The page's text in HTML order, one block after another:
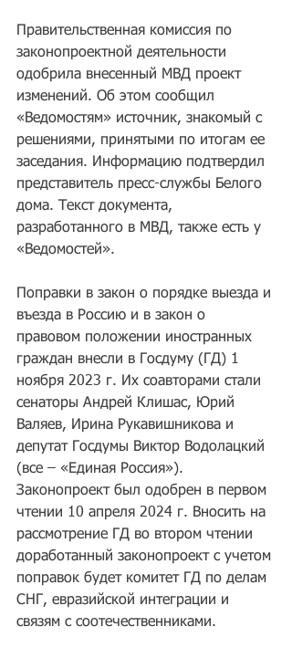
Правительственная комиссия по
законопроектной деятельности
одобрила внесенный МВД проект
изменений. Об этом сообщил
«Ведомостям» источник, знакомый с
решениями, принятыми по итогам ее
заседания. Информацию подтвердил
представитель пресс-службы Белого
дома. Текст документа,
разработанного в МВД, также есть у
«Ведомостей».
Поправки в закон о порядке выезда и
въезда в Россию и в закон о
правовом положении иностранных
граждан внесли в Госдуму (ГД) 1
ноября 2023 г. Их соавторами стали
сенаторы Андрей Клишас, Юрий
Валяев, Ирина Рукавишникова и
депутат Госдумы Виктор Водолацкий
(все – «Единая Россия»).
Законопроект был одобрен в первом
чтении 10 апреля 2024 г. Вносить на
рассмотрение ГД во втором чтении
доработанный законопроект с учетом
поправок будет комитет ГД по делам
СНГ, евразийской интеграции и
связям с соотечественниками.